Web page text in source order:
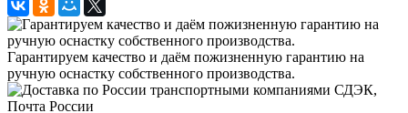
Гарантируем качество и даём пожизненную гарантию на
ручную оснастку собственного производства.